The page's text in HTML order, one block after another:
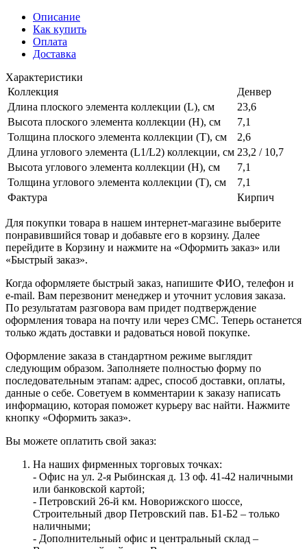
Описание
Как купить
Оплата
Доставка
Характеристики
Коллекция
Денвер
Длина плоского элемента коллекции (L), см
23,6
Высота плоского элемента коллекции (H), см
7,1
Толщина плоского элемента коллекции (T), см
2,6
Длина углового элемента (L1/L2) коллекции, см 23,2 / 10,7
Высота углового элемента коллекции (H), см
7,1
Толщина углового элемента коллекции (T), см
7,1
Фактура
Кирпич
Для покупки товара в нашем интернет-магазине выберите
понравившийся товар и добавьте его в корзину. Далее
перейдите в Корзину и нажмите на «Оформить заказ» или
«Быстрый заказ».
Когда оформляете быстрый заказ, напишите ФИО, телефон и
e-mail. Вам перезвонит менеджер и уточнит условия заказа.
По результатам разговора вам придет подтверждение
оформления товара на почту или через СМС. Теперь останется
только ждать доставки и радоваться новой покупке.
Оформление заказа в стандартном режиме выглядит
следующим образом. Заполняете полностью форму по
последовательным этапам: адрес, способ доставки, оплаты,
данные о себе. Советуем в комментарии к заказу написать
информацию, которая поможет курьеру вас найти. Нажмите
кнопку «Оформить заказ».
Вы можете оплатить свой заказ:
На наших фирменных торговых точках:
- Офис на ул. 2-я Рыбинская д. 13 оф. 41-42 наличными
или банковской картой;
- Петровский 26-й км. Новорижского шоссе,
Строительный двор Петровский пав. Б1-Б2 – только
наличными;
- Дополнительный офис и центральный склад –